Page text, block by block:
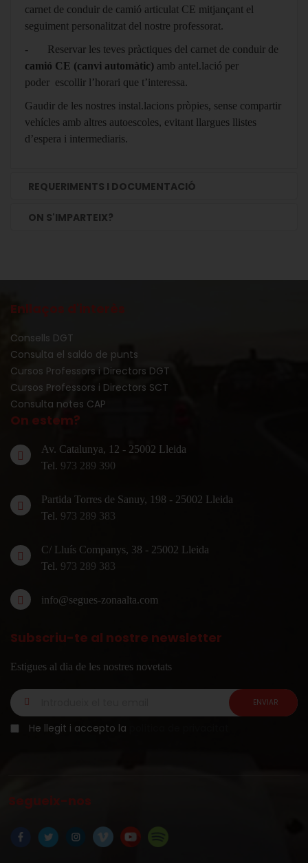
carnet de conduir de camió articulat CE mitjançant el
seguiment personalitzat del nostre professorat.
-
Reservar les teves pràctiques del carnet de conduir de
camió CE (canvi automàtic) amb antel.lació per
poder escollir l’horari que t’interessa.
Gaudir de les nostres instal.lacions pròpies, sense compartir
vehícles amb altres autoescoles, evitant llargues llistes
d’espera i intermediaris.
REQUERIMENTS I DOCUMENTACIÓ
ON S'IMPARTEIX?
Enllaços d'interès
Consells DGT
Consulta el saldo de punts
Cursos Professors i Directors DGT
Cursos Professors i Directors SCT
Consulta notes CAP
On estem?
Av. Catalunya, 12 - 25002 Lleida
Tel. 973 289 390
Partida Torres de Sanuy, 198 - 25002 Lleida
Tel. 973 289 383
C/ Lluís Companys, 38 - 25002 Lleida
Tel. 973 289 383
info@segues-zonaalta.com
Subscriu-te al nostre newsletter
Estigues al dia de les nostres novetats
He llegit i accepto la
Segueix-nos